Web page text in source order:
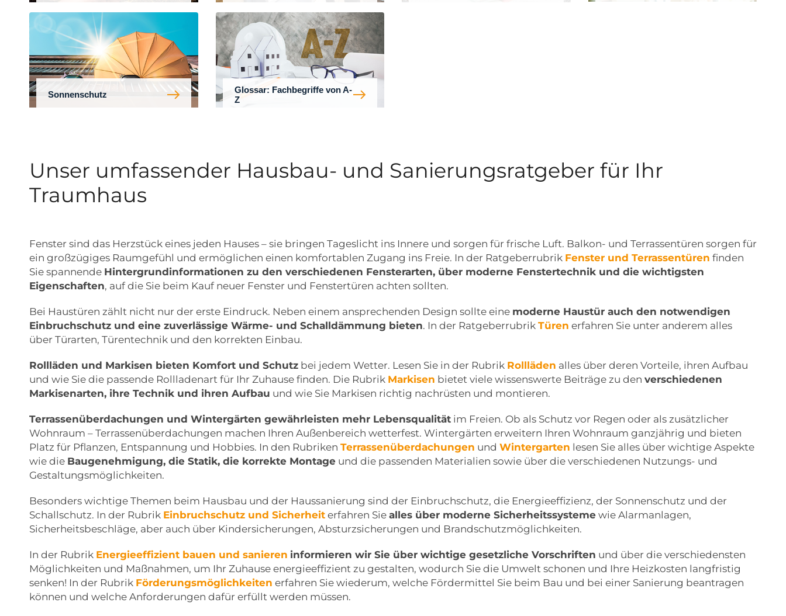
Sonnenschutz
Glossar: Fachbegriffe von A-
Z
Unser umfassender Hausbau- und Sanierungsratgeber für Ihr
Traumhaus
Fenster sind das Herzstück eines jeden Hauses – sie bringen Tageslicht ins Innere und sorgen für frische Luft. Balkon- und Terrassentüren sorgen für
ein großzügiges Raumgefühl und ermöglichen einen komfortablen Zugang ins Freie. In der Ratgeberrubrik Fenster und Terrassentüren finden
Sie spannende Hintergrundinformationen zu den verschiedenen Fensterarten, über moderne Fenstertechnik und die wichtigsten
Eigenschaften, auf die Sie beim Kauf neuer Fenster und Fenstertüren achten sollten.
Bei Haustüren zählt nicht nur der erste Eindruck. Neben einem ansprechenden Design sollte eine moderne Haustür auch den notwendigen
Einbruchschutz und eine zuverlässige Wärme- und Schalldämmung bieten. In der Ratgeberrubrik Türen erfahren Sie unter anderem alles
über Türarten, Türentechnik und den korrekten Einbau.
Rollläden und Markisen bieten Komfort und Schutz bei jedem Wetter. Lesen Sie in der Rubrik Rollläden alles über deren Vorteile, ihren Aufbau
und wie Sie die passende Rollladenart für Ihr Zuhause finden. Die Rubrik Markisen bietet viele wissenswerte Beiträge zu den verschiedenen
Markisenarten, ihre Technik und ihren Aufbau und wie Sie Markisen richtig nachrüsten und montieren.
Terrassenüberdachungen und Wintergärten gewährleisten mehr Lebensqualität im Freien. Ob als Schutz vor Regen oder als zusätzlicher
Wohnraum – Terrassenüberdachungen machen Ihren Außenbereich wetterfest. Wintergärten erweitern Ihren Wohnraum ganzjährig und bieten
Platz für Pflanzen, Entspannung und Hobbies. In den Rubriken Terrassenüberdachungen und Wintergarten lesen Sie alles über wichtige Aspekte
wie die Baugenehmigung, die Statik, die korrekte Montage und die passenden Materialien sowie über die verschiedenen Nutzungs- und
Gestaltungsmöglichkeiten.
Besonders wichtige Themen beim Hausbau und der Haussanierung sind der Einbruchschutz, die Energieeffizienz, der Sonnenschutz und der
Schallschutz. In der Rubrik Einbruchschutz und Sicherheit erfahren Sie alles über moderne Sicherheitssysteme wie Alarmanlagen,
Sicherheitsbeschläge, aber auch über Kindersicherungen, Absturzsicherungen und Brandschutzmöglichkeiten.
In der Rubrik Energieeffizient bauen und sanieren informieren wir Sie über wichtige gesetzliche Vorschriften und über die verschiedensten
Möglichkeiten und Maßnahmen, um Ihr Zuhause energieeffizient zu gestalten, wodurch Sie die Umwelt schonen und Ihre Heizkosten langfristig
senken! In der Rubrik Förderungsmöglichkeiten erfahren Sie wiederum, welche Fördermittel Sie beim Bau und bei einer Sanierung beantragen
können und welche Anforderungen dafür erfüllt werden müssen.